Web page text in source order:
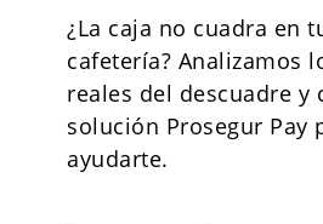
¿La caja no cuadra en
cafetería? Analizamos
reales del descuadre y
solución Prosegur Pay
ayudarte.